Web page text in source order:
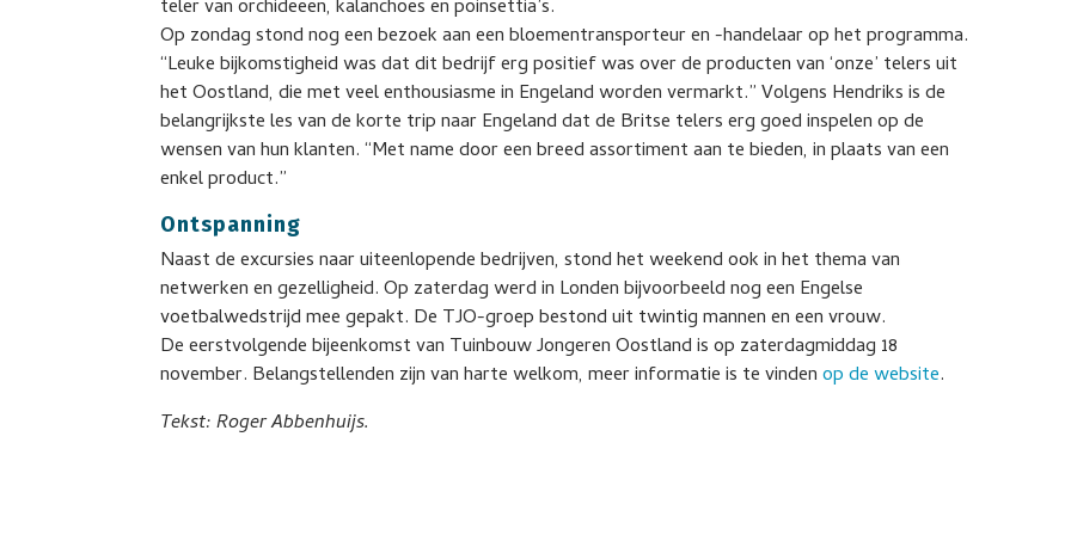
teler van orchideeën, kalanchoës en poinsettia’s.
Op zondag stond nog een bezoek aan een bloementransporteur en -handelaar op het programma.
“Leuke bijkomstigheid was dat dit bedrijf erg positief was over de producten van ‘onze’ telers uit
het Oostland, die met veel enthousiasme in Engeland worden vermarkt.” Volgens Hendriks is de
belangrijkste les van de korte trip naar Engeland dat de Britse telers erg goed inspelen op de
wensen van hun klanten. “Met name door een breed assortiment aan te bieden, in plaats van een
enkel product.”
Ontspanning
Naast de excursies naar uiteenlopende bedrijven, stond het weekend ook in het thema van
netwerken en gezelligheid. Op zaterdag werd in Londen bijvoorbeeld nog een Engelse
voetbalwedstrijd mee gepakt. De TJO-groep bestond uit twintig mannen en een vrouw.
De eerstvolgende bijeenkomst van Tuinbouw Jongeren Oostland is op zaterdagmiddag 18
november. Belangstellenden zijn van harte welkom, meer informatie is te vindenop de website.
Tekst: Roger Abbenhuijs.